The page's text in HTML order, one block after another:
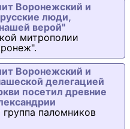
Воронежский и
люди,
верой"
митрополии
Воронежский и
делегацией
посетил древние
паломников